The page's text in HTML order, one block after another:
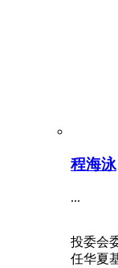
程海泳
...
投委会
任华夏